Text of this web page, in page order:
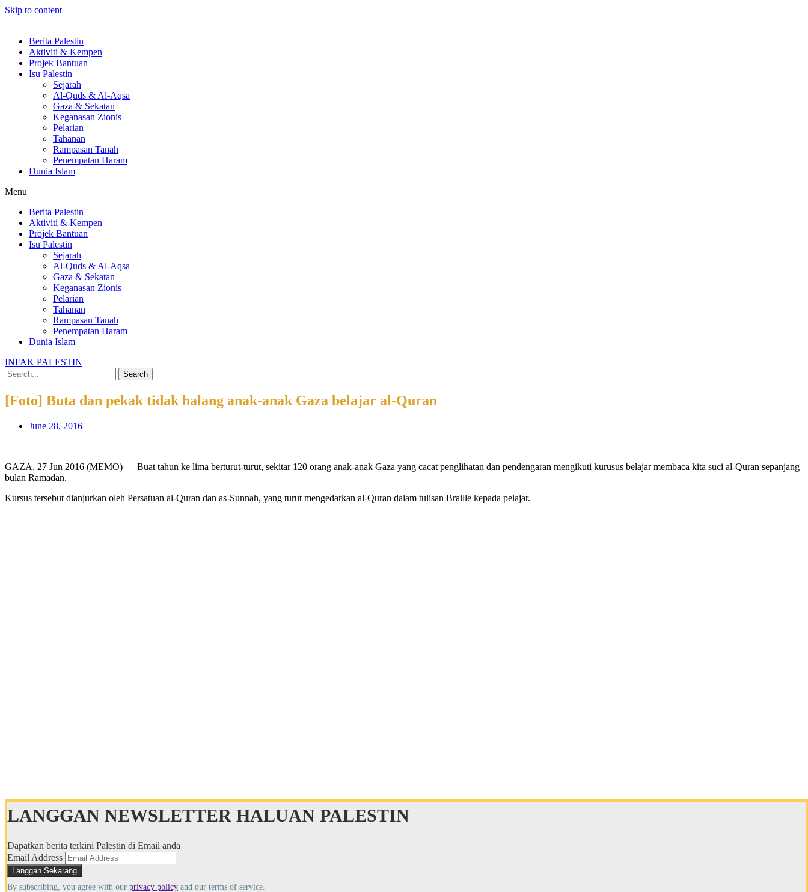
Skip to content
Berita Palestin
Aktiviti & Kempen
Projek Bantuan
Isu Palestin
Sejarah
Al-Quds & Al-Aqsa
Gaza & Sekatan
Keganasan Zionis
Pelarian
Tahanan
Rampasan Tanah
Penempatan Haram
Dunia Islam
Menu
Berita Palestin
Aktiviti & Kempen
Projek Bantuan
Isu Palestin
Sejarah
Al-Quds & Al-Aqsa
Gaza & Sekatan
Keganasan Zionis
Pelarian
Tahanan
Rampasan Tanah
Penempatan Haram
Dunia Islam
INFAK PALESTIN
Search
[Foto] Buta dan pekak tidak halang anak-anak Gaza belajar al-Quran
June 28, 2016
GAZA, 27 Jun 2016 (MEMO) — Buat tahun ke lima berturut-turut, sekitar 120 orang anak-anak Gaza yang cacat penglihatan dan pendengaran mengikuti kurusus belajar membaca kita suci al-Quran sepanjang
bulan Ramadan.
Kursus tersebut dianjurkan oleh Persatuan al-Quran dan as-Sunnah, yang turut mengedarkan al-Quran dalam tulisan Braille kepada pelajar.
LANGGAN NEWSLETTER HALUAN PALESTIN
Dapatkan berita terkini Palestin di Email anda
Email Address
By subscribing, you agree with our privacy policy and our terms of service.